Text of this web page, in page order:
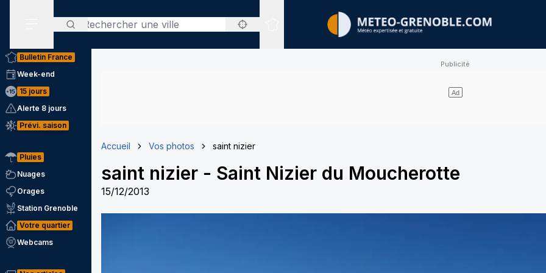
Rechercher
Sites expertisés
Bulletin France
Week-end
15 jours
Alerte 8 jours
Prévi. saison
Pluies
Nuages
Orages
Station Grenoble
Votre quartier
Webcams
Accueil Vos photos saint nizier
saint nizier - Saint Nizier du Moucherotte
15/12/2013